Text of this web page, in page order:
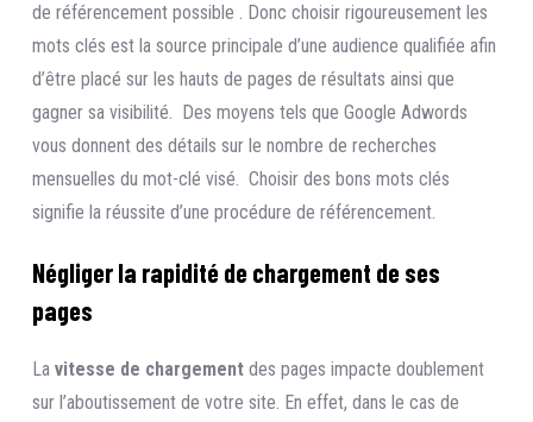
de référencement possible . Donc choisir rigoureusement les
mots clés est la source principale d’une audience qualifiée afin
d’être placé sur les hauts de pages de résultats ainsi que
gagner sa visibilité. Des moyens tels que Google Adwords
vous donnent des détails sur le nombre de recherches
mensuelles du mot-clé visé. Choisir des bons mots clés
signifie la réussite d’une procédure de référencement.
Négliger la rapidité de chargement de ses
pages
La vitesse de chargement des pages impacte doublement
sur l’aboutissement de votre site. En effet, dans le cas de